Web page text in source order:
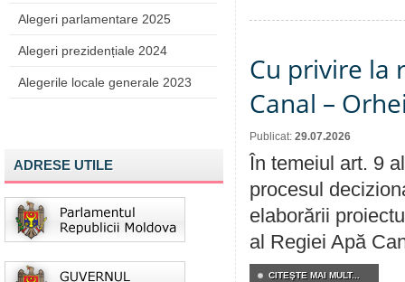
Alegeri parlamentare 2025
Alegeri prezidențiale 2024
Alegerile locale generale 2023
ADRESE UTILE
Cu privire la
Canal –
Publicat: 29.07.2026
În temeiul art. 9
procesul
elaborării
al Regiei Apă
CITEŞTE MAI MULT...